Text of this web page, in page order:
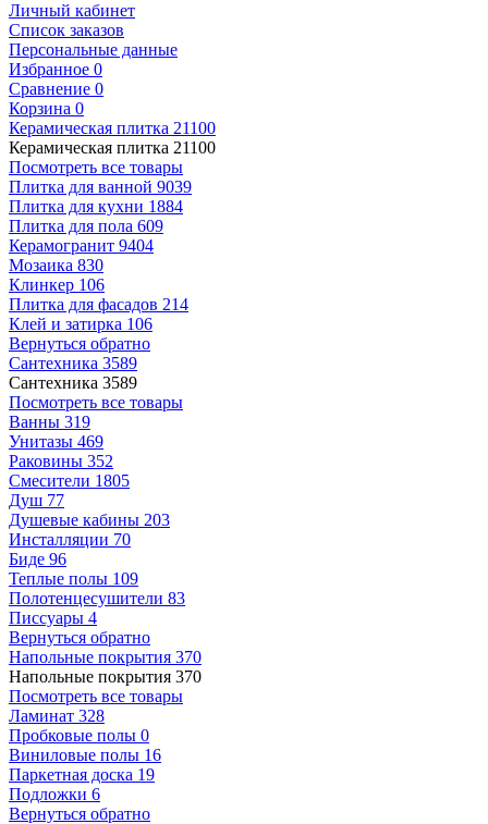
Личный кабинет
Список заказов
Персональные данные
Избранное 0
Сравнение 0
Корзина 0
Керамическая плитка 21100
Керамическая плитка 21100
Посмотреть все товары
Плитка для ванной 9039
Плитка для кухни 1884
Плитка для пола 609
Керамогранит 9404
Мозаика 830
Клинкер 106
Плитка для фасадов 214
Клей и затирка 106
Вернуться обратно
Сантехника 3589
Сантехника 3589
Посмотреть все товары
Ванны 319
Унитазы 469
Раковины 352
Смесители 1805
Душ 77
Душевые кабины 203
Инсталляции 70
Биде 96
Теплые полы 109
Полотенцесушители 83
Писсуары 4
Вернуться обратно
Напольные покрытия 370
Напольные покрытия 370
Посмотреть все товары
Ламинат 328
Пробковые полы 0
Виниловые полы 16
Паркетная доска 19
Подложки 6
Вернуться обратно